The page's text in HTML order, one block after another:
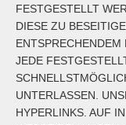
ESTGESTELLT
IESE ZU
NTSPRECHENDEM
EDE
NTERLASSEN.
YPERLINKS. AUF